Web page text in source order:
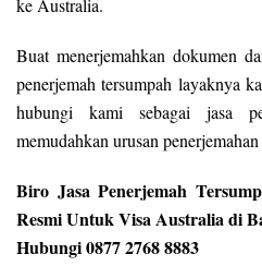
ke Australia.
Buat menerjemahkan dokumen
penerjemah tersumpah layaknya
hubungi kami sebagai jasa
memudahkan urusan
Biro Jasa Penerjemah
Resmi Untuk Visa Australia di
Hubungi 0877 2768 8883